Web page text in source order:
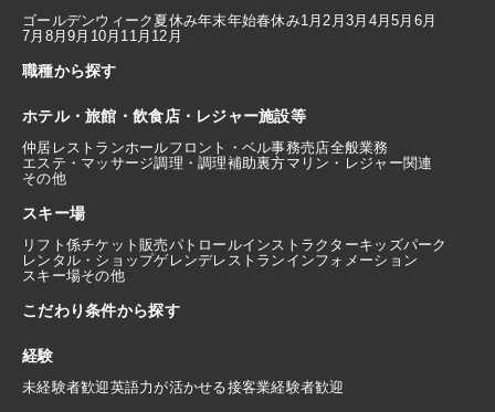
ゴールデンウィーク 夏休み年末年始春休み1月2月3月 4月5月 6月
7月 8月9月 10月 11月 12月
職種から探す
ホテル・旅館・飲食店・レジャー施設等
仲居 レストランホールフロント・ベル事務売店全般業務
エステ・マッサージ調理・調理補助裏方マリン・レジャー関連
その他
スキー場
リフト係チケット販売パトロールインストラクターキッズパーク
レンタル・ショップゲレンデレストラン インフォメーション
スキー場その他
こだわり条件から探す
経験
未経験者歓迎英語力が活かせる接客業経験者歓迎